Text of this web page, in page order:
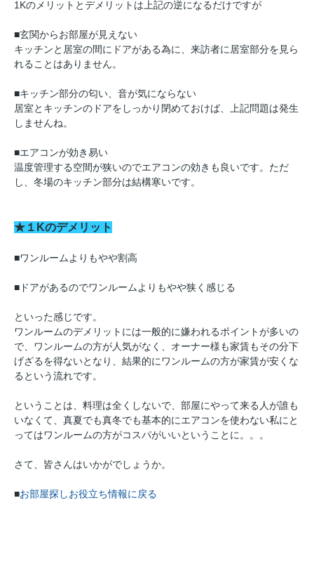
1Kのメリットとデメリットは上記の逆になるだけですが
■玄関からお部屋が見えない
キッチンと居室の間にドアがある為に、来訪者に居室部分を見ら
れることはありません。
■キッチン部分の匂い、音が気にならない
居室とキッチンのドアをしっかり閉めておけば、上記問題は発生
しませんね。
■エアコンが効き易い
温度管理する空間が狭いのでエアコンの効きも良いです。ただ
し、冬場のキッチン部分は結構寒いです。
★１Kのデメリット
■ワンルームよりもやや割高
■ドアがあるのでワンルームよりもやや狭く感じる
といった感じです。
ワンルームのデメリットには一般的に嫌われるポイントが多いの
で、ワンルームの方が人気がなく、オーナー様も家賃もその分下
げざるを得ないとなり、結果的にワンルームの方が家賃が安くな
るという流れです。
ということは、料理は全くしないで、部屋にやって来る人が誰も
いなくて、真夏でも真冬でも基本的にエアコンを使わない私にと
ってはワンルームの方がコスパがいいということに。。。
さて、皆さんはいかがでしょうか。
■お部屋探しお役立ち情報に戻る